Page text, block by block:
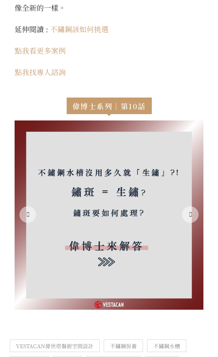
像全新的一樣。
延伸閱讀 : 不鏽鋼該如何挑選
點我看更多案例
點我找專人諮詢
偉博士系列｜第10話
VESTACAN偉世塔餐廚空間設計 不鏽鋼保養 不鏽鋼水槽